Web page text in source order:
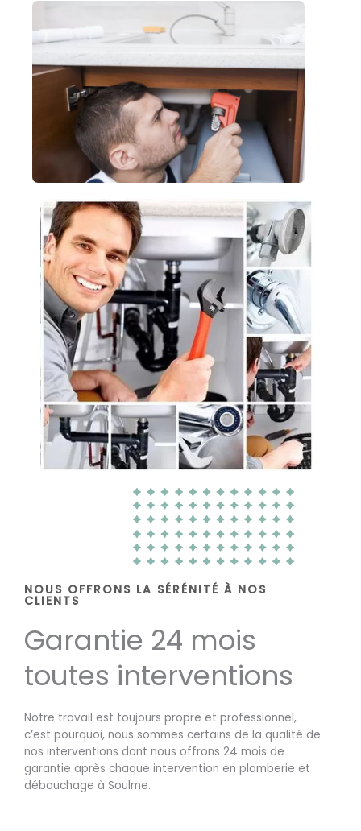
NOUS OFFRONS LA SÉRÉNITÉ À NOS
CLIENTS
Garantie 24 mois
toutes interventions
Notre travail est toujours propre et professionnel,
c’est pourquoi, nous sommes certains de la qualité de
nos interventions dont nous offrons 24 mois de
garantie après chaque intervention en plomberie et
débouchage à Soulme.